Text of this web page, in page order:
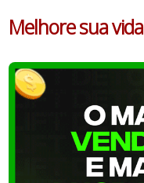
Melhore sua vida